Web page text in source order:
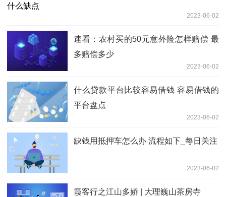
2023-06-02
速看：农村买的50元意外险怎样赔偿 最
多赔偿多少
2023-06-02
什么贷款平台比较容易借钱 容易借钱的
平台盘点
2023-06-02
缺钱用抵押车怎么办 流程如下_每日关注
2023-06-02
霞客行之江山多娇 | 大理巍山茶房寺